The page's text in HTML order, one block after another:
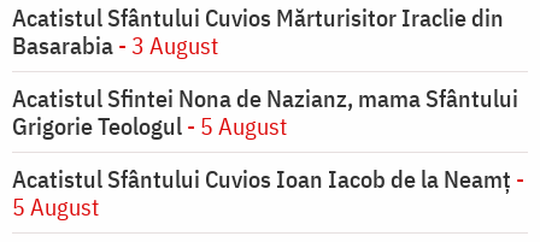
Acatistul Sfântului Cuvios Mărturisitor Iraclie din
Basarabia- 3 August
Acatistul Sfintei Nona de Nazianz, mama Sfântului
Grigorie Teologul- 5 August
Acatistul Sfântului Cuvios Ioan Iacob de la Neamț -
5 August